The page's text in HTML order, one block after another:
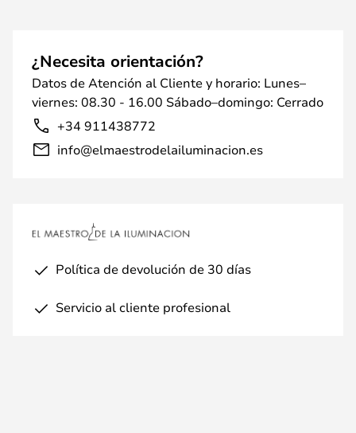
¿Necesita orientación?
Datos de Atención al Cliente y horario: Lunes–
viernes: 08.30 - 16.00 Sábado–domingo: Cerrado
+34 911438772
info@elmaestrodelailuminacion.es
Política de devolución de 30 días
Servicio al cliente profesional